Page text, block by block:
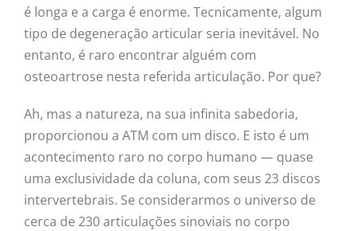
é longa e a carga é enorme. Tecnicamente, algum
tipo de degeneração articular seria inevitável. No
entanto, é raro encontrar alguém com
osteoartrose nesta referida articulação. Por que?
Ah, mas a natureza, na sua infinita sabedoria,
proporcionou a ATM com um disco. E isto é um
acontecimento raro no corpo humano — quase
uma exclusividade da coluna, com seus 23 discos
intervertebrais. Se considerarmos o universo de
cerca de 230 articulações sinoviais no corpo